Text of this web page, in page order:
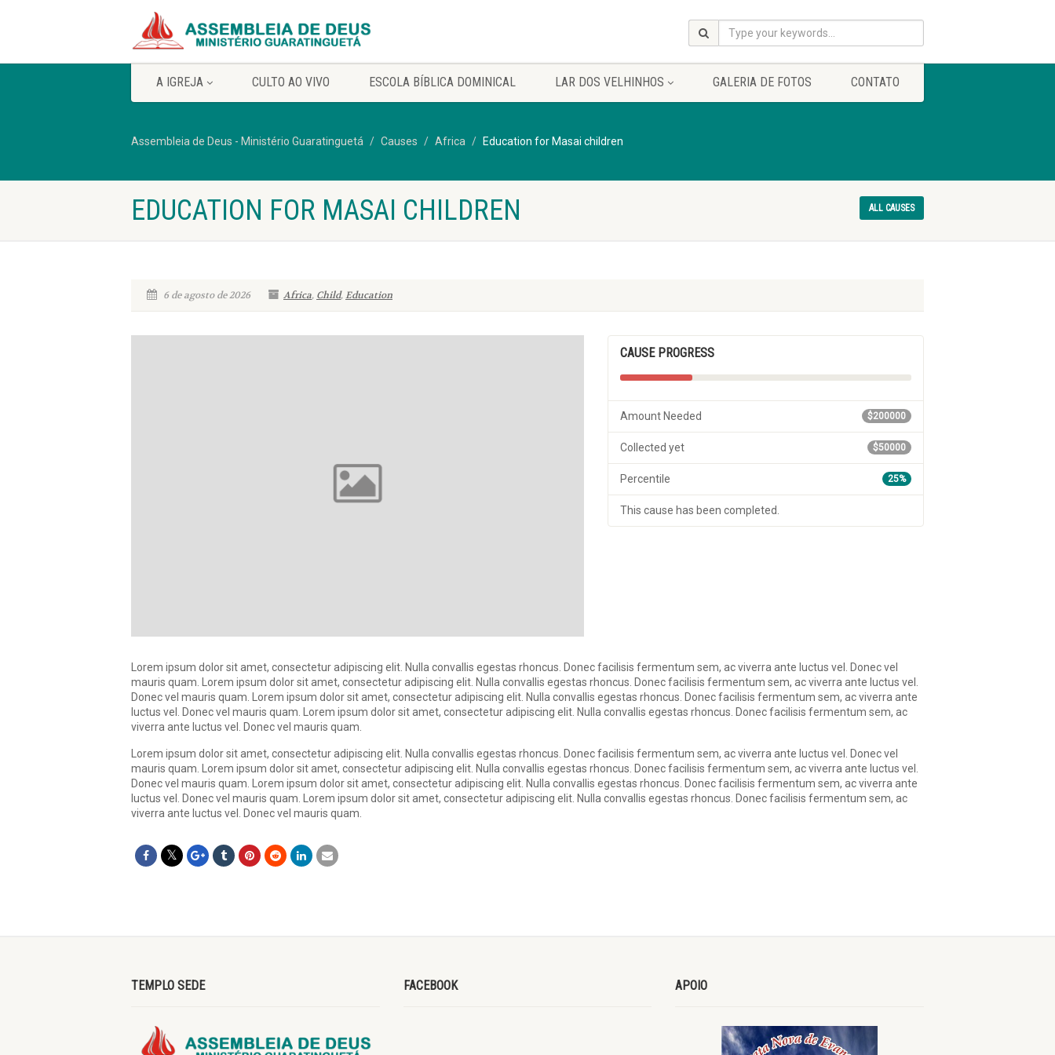
A IGREJA CULTO AO VIVO ESCOLA BÍBLICA DOMINICAL LAR DOS VELHINHOS GALERIA DE FOTOS CONTATO
Assembleia de Deus - Ministério Guaratinguetá Causes Africa Education for Masai children
EDUCATION FOR MASAI CHILDREN ALL CAUSES
6 de agosto de 2026 Africa, Child,Education
CAUSE PROGRESS
$200000
Amount Needed
$50000
Collected yet
25%
Percentile
This cause has been completed.
Lorem ipsum dolor sit amet, consectetur adipiscing elit. Nulla convallis egestas rhoncus. Donec facilisis fermentum sem, ac viverra ante luctus vel. Donec vel
mauris quam. Lorem ipsum dolor sit amet, consectetur adipiscing elit. Nulla convallis egestas rhoncus. Donec facilisis fermentum sem, ac viverra ante luctus vel.
Donec vel mauris quam. Lorem ipsum dolor sit amet, consectetur adipiscing elit. Nulla convallis egestas rhoncus. Donec facilisis fermentum sem, ac viverra ante
luctus vel. Donec vel mauris quam. Lorem ipsum dolor sit amet, consectetur adipiscing elit. Nulla convallis egestas rhoncus. Donec facilisis fermentum sem, ac
viverra ante luctus vel. Donec vel mauris quam.
Lorem ipsum dolor sit amet, consectetur adipiscing elit. Nulla convallis egestas rhoncus. Donec facilisis fermentum sem, ac viverra ante luctus vel. Donec vel
mauris quam. Lorem ipsum dolor sit amet, consectetur adipiscing elit. Nulla convallis egestas rhoncus. Donec facilisis fermentum sem, ac viverra ante luctus vel.
Donec vel mauris quam. Lorem ipsum dolor sit amet, consectetur adipiscing elit. Nulla convallis egestas rhoncus. Donec facilisis fermentum sem, ac viverra ante
luctus vel. Donec vel mauris quam. Lorem ipsum dolor sit amet, consectetur adipiscing elit. Nulla convallis egestas rhoncus. Donec facilisis fermentum sem, ac
viverra ante luctus vel. Donec vel mauris quam.
TEMPLO SEDE FACEBOOK APOIO